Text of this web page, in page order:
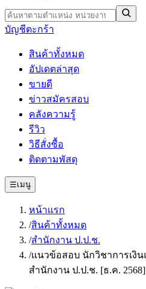
บัญชีตะกร้า
สินค้าทั้งหมด
อัปเดตล่าสุด
ขายดี
ข่าวสมัครสอบ
คลังความรู้
รีวิว
วิธีสั่งซื้อ
ติดตามพัสดุ
☰เมนู
หน้าแรก
/สินค้าทั้งหมด
/สำนักงาน ป.ป.ช.
/แนวข้อสอบ นักวิชาการเงิ
สำนักงาน ป.ป.ช. [ธ.ค. 2568]